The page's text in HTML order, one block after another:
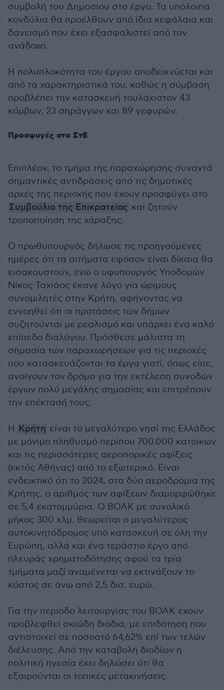
συμβολή του Δημοσίου στο έργο. Τα υπόλοιπα
κονδύλια θα προέλθουν από ίδια κεφάλαια και
δανεισμό που έχει εξασφαλιστεί από τον
ανάδοχο.
Η πολυπλοκότητα του έργου αποδεικνύεται και
από τα χαρακτηριστικά του, καθώς η σύμβαση
προβλέπει την κατασκευή τουλάχιστον 43
κόμβων, 23 σηράγγων και 89 γεφυρών.
Προσφυγές στο ΣτΕ
Επιπλέον, το τμήμα της παραχώρησης συναντά
σημαντικές αντιδράσεις από τις δημοτικές
αρχές της περιοχής που έχουν προσφύγει στο
Συμβούλιο της Επικρατείας και ζητούν
τροποποίηση της χάραξης.
Ο πρωθυπουργός δήλωσε τις προηγούμενες
ημέρες ότι τα αιτήματα εφόσον είναι δίκαια θα
εισακουστούν, ενώ ο υφυπουργός Υποδομών
Νίκος Ταχιάος έκανε λόγο για ώριμους
συνομιλητές στην Κρήτη, αφήνοντας να
εννοηθεί ότι οι προτάσεις των δήμων
συζητούνται με ρεαλισμό και υπάρχει ένα καλό
επίπεδο διαλόγου. Πρόσθεσε μάλιστα τη
σημασία των παραχωρήσεων για τις περιοχές
που κατασκευάζονται τα έργα γιατί, όπως είπε,
ανοίγουν τον δρόμο για την εκτέλεση συνοδών
έργων πολύ μεγάλης σημασίας και επιτρέπουν
την επέκτασή τους.
Η Κρήτη είναι το μεγαλύτερο νησί της Ελλάδος
με μόνιμο πληθυσμό περίπου 700.000 κατοίκων
και τις περισσότερες αεροπορικές αφίξεις
(εκτός Αθήνας) από το εξωτερικό. Είναι
ενδεικτικό ότι το 2024, στα δύο αεροδρόμια της
Κρήτης, ο αριθμός των αφίξεων διαμορφώθηκε
σε 5,4 εκατομμύρια. Ο ΒΟΑΚ με συνολικό
μήκος 300 χλμ. θεωρείται ο μεγαλύτερος
αυτοκινητόδρομος υπό κατασκευή σε όλη την
Ευρώπη, αλλά και ένα τεράστιο έργο από
πλευράς χρηματοδότησης αφού τα τρία
τμήματα μαζί αναμένεται να εκτινάξουν το
κόστος σε άνω από 2,5 δισ. ευρώ.
Για την περίοδο λειτουργίας του ΒΟΑΚ έχουν
προβλεφθεί σκιώδη διόδια, με επιδότηση που
αντιστοιχεί σε ποσοστό 64,62% επί των τελών
διέλευσης. Από την καταβολή διοδίων η
πολιτική ηγεσία έχει δηλώσει ότι θα
εξαιρούνται οι τοπικές μετακινήσεις.